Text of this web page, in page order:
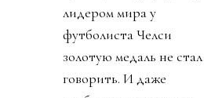
лидером мира у
футболиста Челси
золотую медаль не стал
говорить. И даже